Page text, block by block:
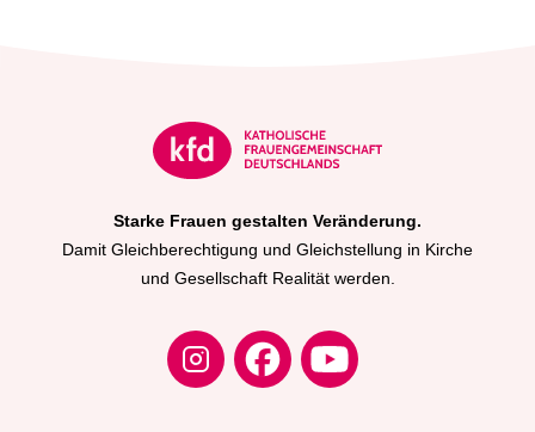
Starke Frauen gestalten Veränderung.
Damit Gleichberechtigung und Gleichstellung in Kirche
und Gesellschaft Realität werden.